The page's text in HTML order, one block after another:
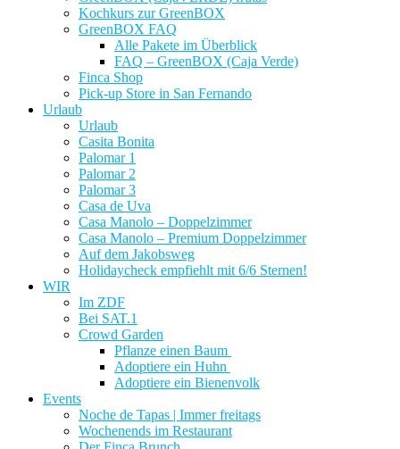
Kochkurs zur GreenBOX
GreenBOX FAQ
Alle Pakete im Überblick
FAQ – GreenBOX (Caja Verde)
Finca Shop
Pick-up Store in San Fernando
Urlaub
Urlaub
Casita Bonita
Palomar 1
Palomar 2
Palomar 3
Casa de Uva
Casa Manolo – Doppelzimmer
Casa Manolo – Premium Doppelzimmer
Auf dem Jakobsweg
Holidaycheck empfiehlt mit 6/6 Sternen!
WIR
Im ZDF
Bei SAT.1
Crowd Garden
Pflanze einen Baum
Adoptiere ein Huhn
Adoptiere ein Bienenvolk
Events
Noche de Tapas | Immer freitags
Wochenends im Restaurant